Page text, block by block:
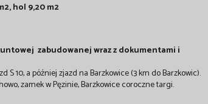
hol 9,20 m2
zabudowanej wraz z dokumentami i
10, a później zjazd na Barzkowice (3 km do Barzkowic).
zamek w Pęzinie, Barzkowice coroczne targi.